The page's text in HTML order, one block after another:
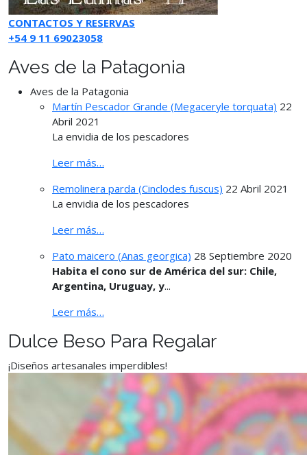
CONTACTOS Y RESERVAS
+54 9 11 69023058
Aves de la Patagonia
Aves de la Patagonia
Martín Pescador Grande (Megaceryle torquata) 22
Abril 2021
La envidia de los pescadores
Leer más…
Remolinera parda (Cinclodes fuscus) 22 Abril 2021
La envidia de los pescadores
Leer más…
Pato maicero (Anas georgica) 28 Septiembre 2020
Habita el cono sur de América del sur: Chile,
Argentina, Uruguay, y...
Leer más…
Dulce Beso Para Regalar
¡Diseños artesanales imperdibles!